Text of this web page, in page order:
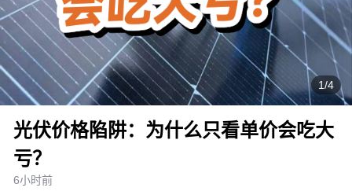
1/4
光伏价格陷阱：为什么只看单价会吃大
亏？
6小时前